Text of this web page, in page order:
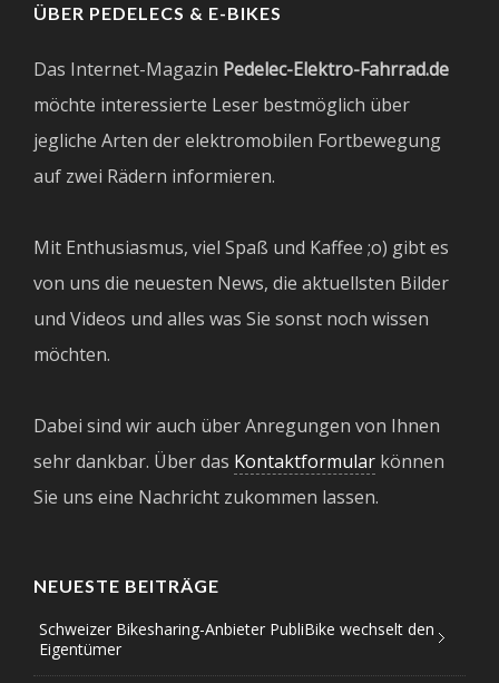
ÜBER PEDELECS & E-BIKES
Das Internet-Magazin Pedelec-Elektro-Fahrrad.de
möchte interessierte Leser bestmöglich über
jegliche Arten der elektromobilen Fortbewegung
auf zwei Rädern informieren.
Mit Enthusiasmus, viel Spaß und Kaffee ;o) gibt es
von uns die neuesten News, die aktuellsten Bilder
und Videos und alles was Sie sonst noch wissen
möchten.
Dabei sind wir auch über Anregungen von Ihnen
sehr dankbar. Über das Kontaktformular können
Sie uns eine Nachricht zukommen lassen.
NEUESTE BEITRÄGE
Schweizer Bikesharing-Anbieter PubliBike wechselt den
Eigentümer